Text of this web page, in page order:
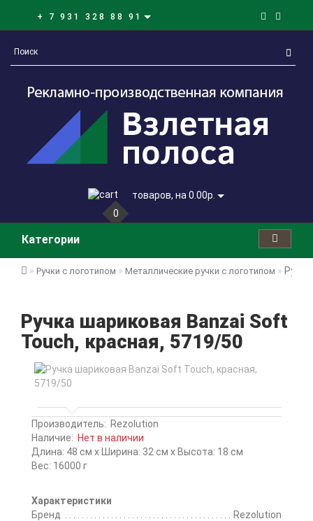
+ 7 931 328 88 91
0
товаров, на 0.00р.
Категории
Ручки с логотипом Металлические ручки с логотипом
Ручка шариковая Banzai Soft
Touch, красная, 5719/50
Производитель: Rezolution
Наличие: Нет в наличии
Длина: 48 см x Ширина: 32 см x Высота: 18 см
Вес: 16000 г
Характеристики
Бренд
Rezolution